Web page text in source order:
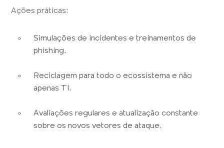
Ações práticas:
Simulações de incidentes e treinamentos de
phishing.
Reciclagem para todo o ecossistema e não
apenas TI.
Avaliações regulares e atualização constante
sobre os novos vetores de ataque.